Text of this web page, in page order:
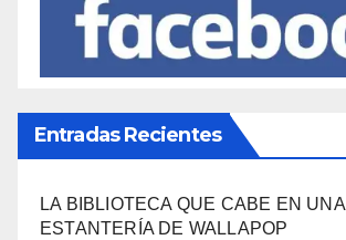
Entradas Recientes
LA BIBLIOTECA QUE CABE EN UNA
ESTANTERÍA DE WALLAPOP